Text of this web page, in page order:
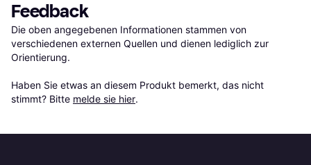
Feedback
Die oben angegebenen Informationen stammen von
verschiedenen externen Quellen und dienen lediglich zur
Orientierung.
Haben Sie etwas an diesem Produkt bemerkt, das nicht
stimmt? Bitte melde sie hier.